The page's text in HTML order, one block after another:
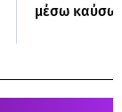
μέσω